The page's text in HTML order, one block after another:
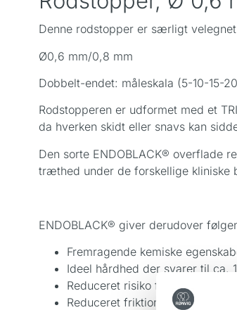
Denne rodstopper er særligt
Ø0,6 mm/0,8 mm
Dobbelt-endet: måleskala (5-10-15-
Rodstopperen er udformet med et
da hverken skidt eller snavs kan
Den sorte ENDOBLACK® overflade
træthed under de forskellige kliniske
ENDOBLACK® giver derudover
Fremragende kemiske
Ideel hårdhed der svarer til ca.
Reduceret risiko for
Reduceret friktion* og dermed